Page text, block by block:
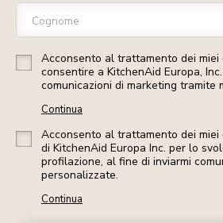
Cognome
Acconsento al trattamento dei
consentire a KitchenAid Europa,
comunicazioni di marketing tramite
Continua
Acconsento al trattamento dei
di KitchenAid Europa Inc. per lo
profilazione, al fine di inviarmi
personalizzate.
Continua